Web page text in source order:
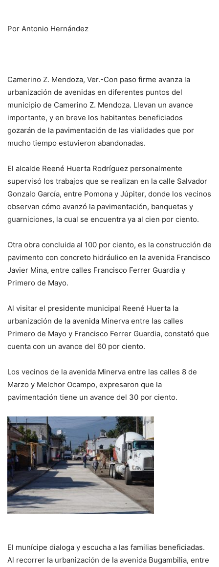
Por Antonio Hernández
Camerino Z. Mendoza, Ver.-Con paso firme avanza la
urbanización de avenidas en diferentes puntos del
municipio de Camerino Z. Mendoza. Llevan un avance
importante, y en breve los habitantes beneficiados
gozarán de la pavimentación de las vialidades que por
mucho tiempo estuvieron abandonadas.
El alcalde Reené Huerta Rodríguez personalmente
supervisó los trabajos que se realizan en la calle Salvador
Gonzalo García, entre Pomona y Júpiter, donde los vecinos
observan cómo avanzó la pavimentación, banquetas y
guarniciones, la cual se encuentra ya al cien por ciento.
Otra obra concluida al 100 por ciento, es la construcción de
pavimento con concreto hidráulico en la avenida Francisco
Javier Mina, entre calles Francisco Ferrer Guardia y
Primero de Mayo.
Al visitar el presidente municipal Reené Huerta la
urbanización de la avenida Minerva entre las calles
Primero de Mayo y Francisco Ferrer Guardia, constató que
cuenta con un avance del 60 por ciento.
Los vecinos de la avenida Minerva entre las calles 8 de
Marzo y Melchor Ocampo, expresaron que la
pavimentación tiene un avance del 30 por ciento.
El munícipe dialoga y escucha a las familias beneficiadas.
Al recorrer la urbanización de la avenida Bugambilia, entre